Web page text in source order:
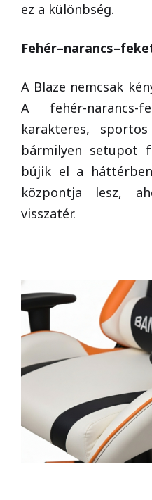
ez a különbség.
A Blaze nemcsak
A fehér-narancs-
karakteres,
bármilyen setupot
bújik el a
központja lesz,
visszatér.